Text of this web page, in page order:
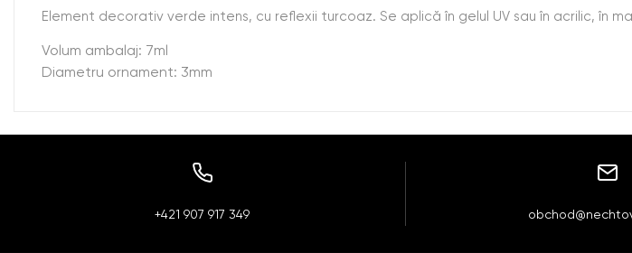
Element decorativ verde intens, cu reflexii turcoaz. Se aplică în gelul UV sau în acrilic,
Volum ambalaj: 7ml
Diametru ornament: 3mm
+421 907 917 349